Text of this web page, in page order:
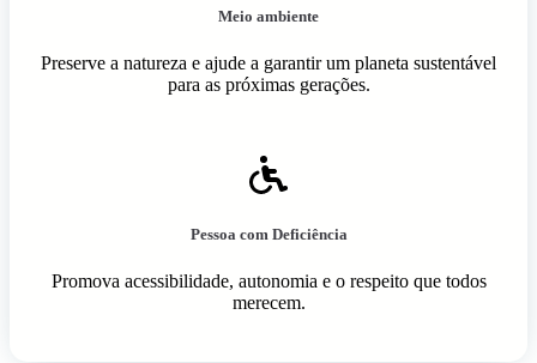
Meio ambiente
Preserve a natureza e ajude a garantir um planeta sustentável
para as próximas gerações.
Pessoa com Deficiência
Promova acessibilidade, autonomia e o respeito que todos
merecem.